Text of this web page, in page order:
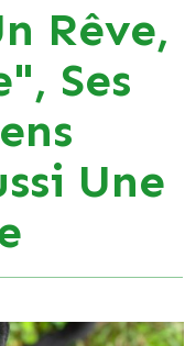
Rêve,
Ses
Une